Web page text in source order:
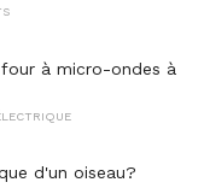
à micro-ondes à
d'un oiseau?